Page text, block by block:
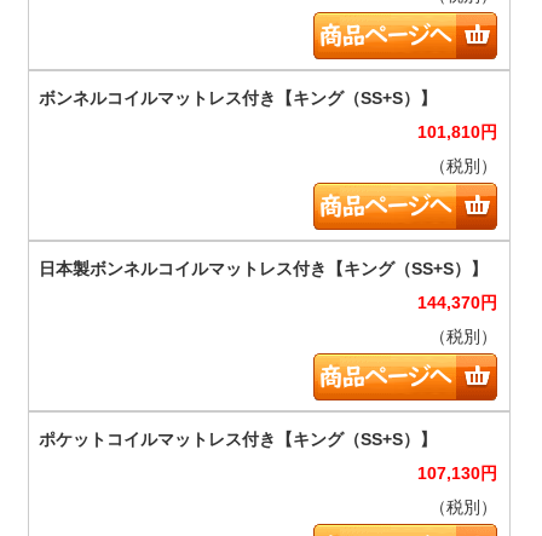
101,810円
（税別）
144,370円
（税別）
107,130円
（税別）